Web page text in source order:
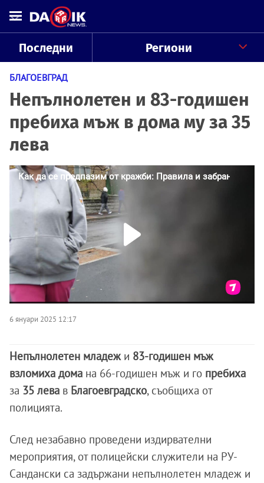
Последни Региони
БЛАГОЕВГРАД
Непълнолетен и 83-годишен
пребиха мъж в дома му за 35
лева
6 януари 2025 12:17
Непълнолетен младежи 83-годишен мъж
взломиха дома на 66-годишен мъж и го пребиха
за 35 лева в Благоевградско, съобщиха от
полицията.
След незабавно проведени издирвателни
мероприятия, от полицейски служители на РУ-
Сандански са задържани непълнолетен младеж и